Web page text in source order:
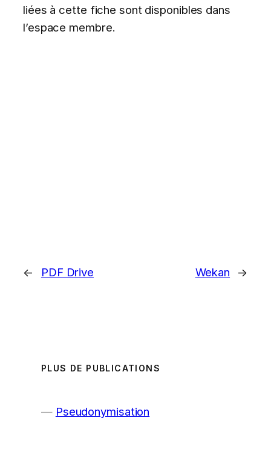
liées à cette fiche sont disponibles dans
l’espace membre.
← PDF Drive Wekan →
PLUS DE PUBLICATIONS
Pseudonymisation